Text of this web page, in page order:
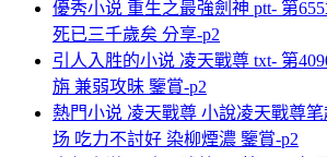
優秀小说 重生之最強劍神 ptt- 第
死已三千歲矣 分享-p2
引人入胜的小说 凌天戰尊 txt- 第
旃 兼弱攻昧 鑒賞-p2
熱門小说 凌天戰尊 小說凌天戰尊笔
场 吃力不討好 染柳煙濃 鑒賞-p2